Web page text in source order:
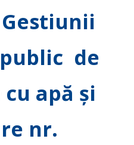
de
apă și
nr.